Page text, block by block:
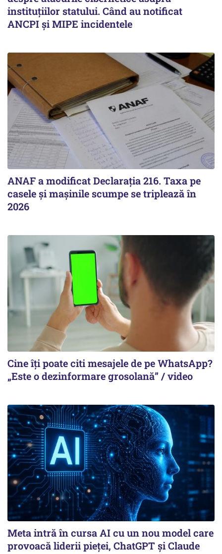
instituțiilor statului. Când au notificat
ANCPI și MIPE incidentele
ANAF a modificat Declarația 216. Taxa pe
casele și mașinile scumpe se triplează în
2026
Cine îți poate citi mesajele de pe WhatsApp?
„Este o dezinformare grosolană” / video
Meta intră în cursa AI cu un nou model care
provoacă liderii pieței, ChatGPT și Claude